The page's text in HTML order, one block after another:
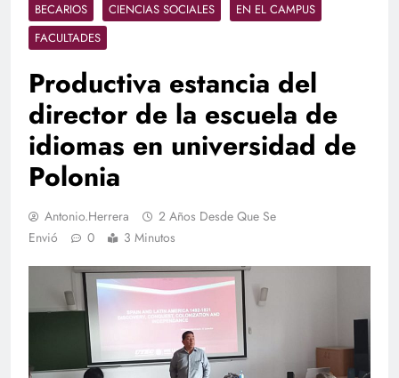
BECARIOS CIENCIAS SOCIALES
EN EL CAMPUS
FACULTADES
Productiva estancia del
director de la escuela de
idiomas en universidad de
Polonia
Antonio.herrera
2 Años Desde Que Se
Envió
0 3 Minutos